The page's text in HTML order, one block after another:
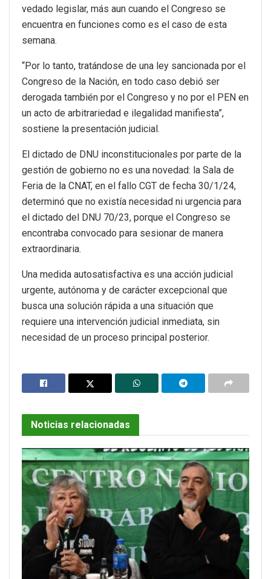
vedado legislar, más aun cuando el Congreso se
encuentra en funciones como es el caso de esta
semana.
“Por lo tanto, tratándose de una ley sancionada por el
Congreso de la Nación, en todo caso debió ser
derogada también por el Congreso y no por el PEN en
un acto de arbitrariedad e ilegalidad manifiesta”,
sostiene la presentación judicial.
El dictado de DNU inconstitucionales por parte de la
gestión de gobierno no es una novedad: la Sala de
Feria de la CNAT, en el fallo CGT de fecha 30/1/24,
determinó que no existía necesidad ni urgencia para
el dictado del DNU 70/23, porque el Congreso se
encontraba convocado para sesionar de manera
extraordinaria.
Una medida autosatisfactiva es una acción judicial
urgente, autónoma y de carácter excepcional que
busca una solución rápida a una situación que
requiere una intervención judicial inmediata, sin
necesidad de un proceso principal posterior.
Noticias relacionadas